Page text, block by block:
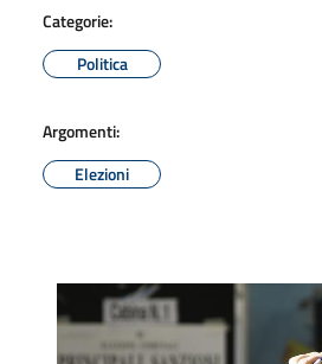
Categorie:
Politica
Argomenti:
Elezioni